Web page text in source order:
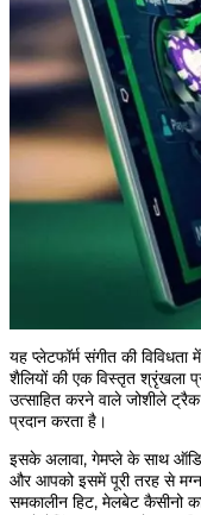
यह प्लेटफॉर्म संगीत की
शैलियों की एक विस्तृत श्रृंखला
उत्साहित करने वाले जोशीले
प्रदान करता है।
इसके अलावा, गेमप्ले के साथ
और आपको इसमें पूरी तरह से
समकालीन हिट, मेलबेट कैसीनो